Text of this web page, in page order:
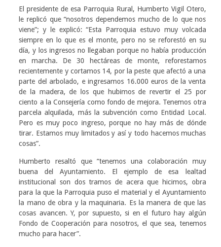
El presidente de esa Parroquia Rural, Humberto Vigil Otero,
le replicó que “nosotros dependemos mucho de lo que nos
viene”; y le explicó: “Esta Parroquia estuvo muy volcada
siempre en lo que es el monte, pero no se reforestó en su
día, y los ingresos no llegaban porque no había producción
en marcha. De 30 hectáreas de monte, reforestamos
recientemente y cortamos 14, por la peste que afectó a una
parte del arbolado, e ingresamos 16.000 euros de la venta
de la madera, de los que hubimos de revertir el 25 por
ciento a la Consejería como fondo de mejora. Tenemos otra
parcela alquilada, más la subvención como Entidad Local.
Pero es muy poco ingreso, porque no hay más de dónde
tirar. Estamos muy limitados y así y todo hacemos muchas
cosas”.
Humberto resaltó que “tenemos una colaboración muy
buena del Ayuntamiento. El ejemplo de esa lealtad
institucional son dos tramos de acera que hicimos, obra
para la que la Parroquia puso el material y el Ayuntamiento
la mano de obra y la maquinaria. Es la manera de que las
cosas avancen. Y, por supuesto, si en el futuro hay algún
Fondo de Cooperación para nosotros, el que sea, tenemos
mucho para hacer”.